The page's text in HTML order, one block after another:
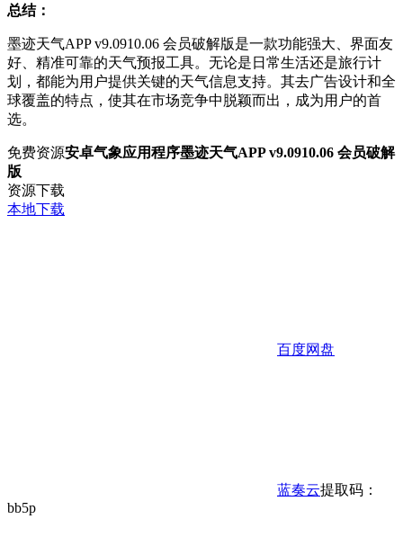
总结：
墨迹天气APP v9.0910.06 会员破解版是一款功能强大、界面友
好、精准可靠的天气预报工具。无论是日常生活还是旅行计
划，都能为用户提供关键的天气信息支持。其去广告设计和全
球覆盖的特点，使其在市场竞争中脱颖而出，成为用户的首
选。
免费资源安卓气象应用程序墨迹天气APP v9.0910.06 会员破解
版
资源下载
本地下载
百度网盘
蓝奏云提取码：
bb5p